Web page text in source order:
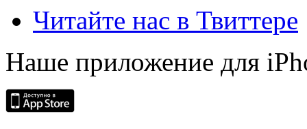
Читайте нас в Твиттере
Наше приложение для